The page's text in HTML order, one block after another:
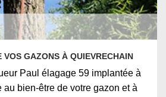
VOS GAZONS À QUIEVRECHAIN
Paul élagage 59 implantée à
bien-être de votre gazon et à